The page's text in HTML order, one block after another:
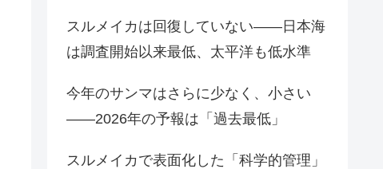
スルメイカは回復していない――日本海
は調査開始以来最低、太平洋も低水準
今年のサンマはさらに少なく、小さい
――2026年の予報は「過去最低」
スルメイカで表面化した「科学的管理」